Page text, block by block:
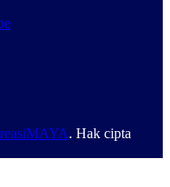
. Hak cipta